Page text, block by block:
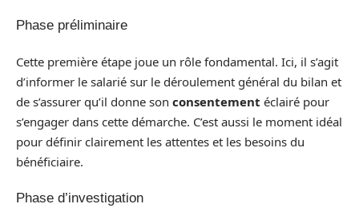
Phase préliminaire
Cette première étape joue un rôle fondamental. Ici, il s’agit
d’informer le salarié sur le déroulement général du bilan et
de s’assurer qu’il donne son consentement éclairé pour
s’engager dans cette démarche. C’est aussi le moment idéal
pour définir clairement les attentes et les besoins du
bénéficiaire.
Phase d’investigation